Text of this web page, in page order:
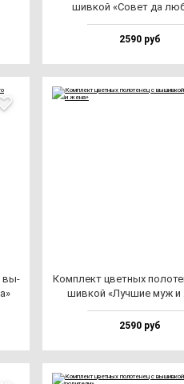
шив­кой «Совет да
2590 руб
вы­
Ком­плект цвет­ных
шив­кой «Луч­шие муж и
2590 руб